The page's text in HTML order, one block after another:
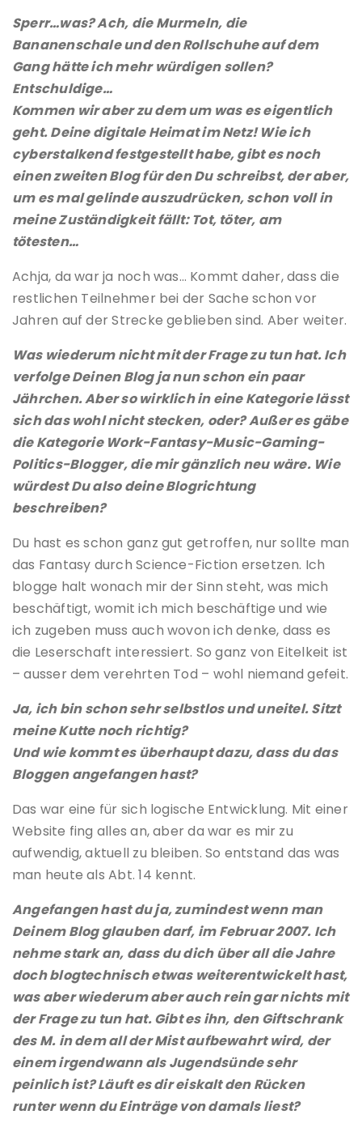
Sperr…was? Ach, die Murmeln, die
Bananenschale und den Rollschuhe auf dem
Gang hätte ich mehr würdigen sollen?
Entschuldige…
Kommen wir aber zu dem um was es eigentlich
geht. Deine digitale Heimat im Netz! Wie ich
cyberstalkend festgestellt habe, gibt es noch
einen zweiten Blog für den Du schreibst, der aber,
um es mal gelinde auszudrücken, schon voll in
meine Zuständigkeit fällt: Tot, töter, am
tötesten…
Achja, da war ja noch was… Kommt daher, dass die
restlichen Teilnehmer bei der Sache schon vor
Jahren auf der Strecke geblieben sind. Aber weiter.
Was wiederum nicht mit der Frage zu tun hat. Ich
verfolge Deinen Blog ja nun schon ein paar
Jährchen. Aber so wirklich in eine Kategorie lässt
sich das wohl nicht stecken, oder? Außer es gäbe
die Kategorie Work-Fantasy-Music-Gaming-
Politics-Blogger, die mir gänzlich neu wäre. Wie
würdest Du also deine Blogrichtung
beschreiben?
Du hast es schon ganz gut getroffen, nur sollte man
das Fantasy durch Science-Fiction ersetzen. Ich
blogge halt wonach mir der Sinn steht, was mich
beschäftigt, womit ich mich beschäftige und wie
ich zugeben muss auch wovon ich denke, dass es
die Leserschaft interessiert. So ganz von Eitelkeit ist
– ausser dem verehrten Tod – wohl niemand gefeit.
Ja, ich bin schon sehr selbstlos und uneitel. Sitzt
meine Kutte noch richtig?
Und wie kommt es überhaupt dazu, dass du das
Bloggen angefangen hast?
Das war eine für sich logische Entwicklung. Mit einer
Website fing alles an, aber da war es mir zu
aufwendig, aktuell zu bleiben. So entstand das was
man heute als Abt. 14 kennt.
Angefangen hast du ja, zumindest wenn man
Deinem Blog glauben darf, im Februar 2007. Ich
nehme stark an, dass du dich über all die Jahre
doch blogtechnisch etwas weiterentwickelt hast,
was aber wiederum aber auch rein gar nichts mit
der Frage zu tun hat. Gibt es ihn, den Giftschrank
des M. in dem all der Mist aufbewahrt wird, der
einem irgendwann als Jugendsünde sehr
peinlich ist? Läuft es dir eiskalt den Rücken
runter wenn du Einträge von damals liest?